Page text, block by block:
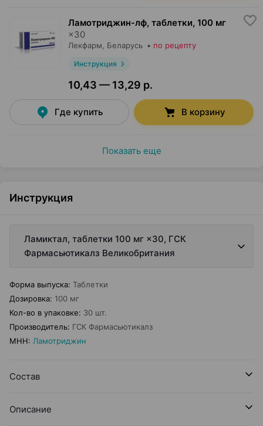
Ламотриджин-лф, таблетки, 100 мг
×30
Лекфарм , Беларусь • по рецепту
Инструкция
10,43 — 13,29 р.
Где купить В корзину
Показать еще
Инструкция
Ламиктал, таблетки 100 мг ×30, ГСК
Фармасьютикалз Великобритания
Форма выпуска: Таблетки
Дозировка: 100 мг
Кол-во в упаковке: 30 шт.
Производитель: ГСК Фармасьютикалз
МНН: Ламотриджин
Состав
Описание